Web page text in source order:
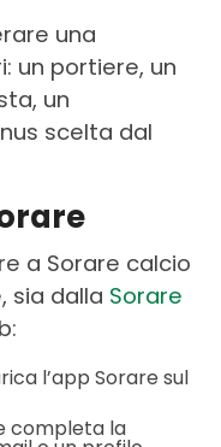
una
un portiere, un
un
scelta dal
a Sorare calcio
sia dalla Sorare
l’app Sorare sul
completa la